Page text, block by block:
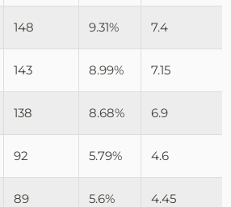
148 9.31% 7.4
143 8.99% 7.15
138 8.68% 6.9
92 5.79% 4.6
89 5.6% 4.45